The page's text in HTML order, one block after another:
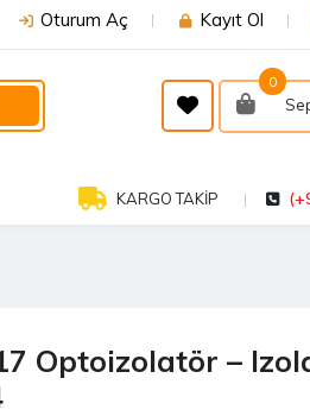
Oturum Aç Kayıt Ol
0
KARGO TAKİP
Optoizolatör –